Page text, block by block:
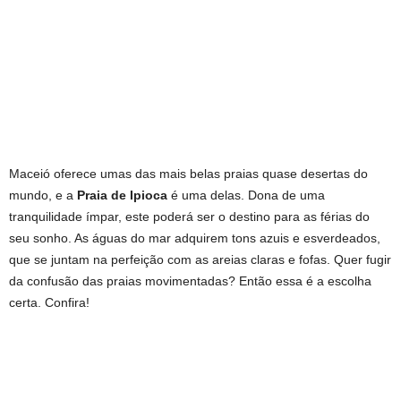
Maceió oferece umas das mais belas praias quase desertas do
mundo, e a Praia de Ipioca é uma delas. Dona de uma
tranquilidade ímpar, este poderá ser o destino para as férias do
seu sonho. As águas do mar adquirem tons azuis e esverdeados,
que se juntam na perfeição com as areias claras e fofas. Quer fugir
da confusão das praias movimentadas? Então essa é a escolha
certa. Confira!